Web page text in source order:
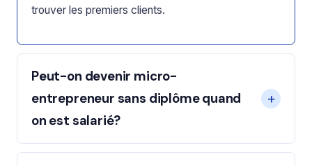
trouver les premiers clients.
Peut-on devenir micro-
entrepreneur sans diplôme quand
on est salarié?